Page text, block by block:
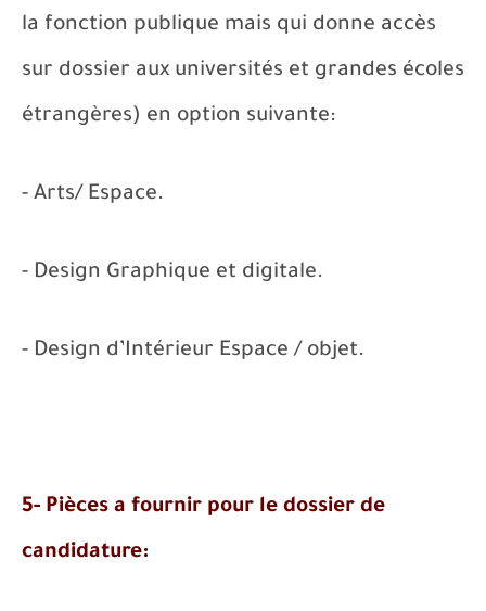
la fonction publique mais qui donne accès
sur dossier aux universités et grandes écoles
étrangères) en option suivante:
- Arts/ Espace.
- Design Graphique et digitale.
- Design d’Intérieur Espace / objet.
5- Pièces a fournir pour le dossier de
candidature: